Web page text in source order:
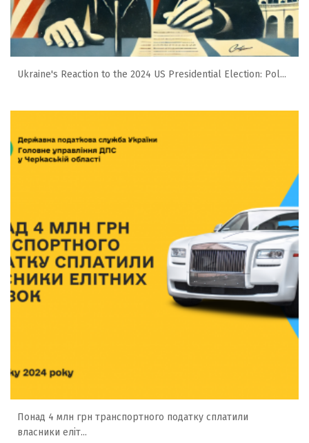
Ukraine's Reaction to the 2024 US Presidential Election: Pol...
Понад 4 млн грн транспортного податку сплатили
власники еліт...